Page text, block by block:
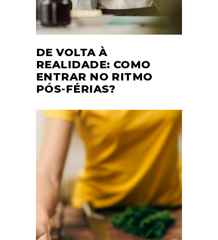
DE VOLTA À
REALIDADE: COMO
ENTRAR NO RITMO
PÓS-FÉRIAS?